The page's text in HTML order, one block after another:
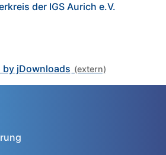
der IGS Aurich e.V.
by jDownloads